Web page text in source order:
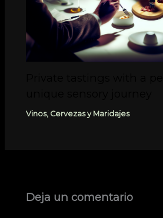
Vinos, Cervezas y Maridajes
Deja un comentario